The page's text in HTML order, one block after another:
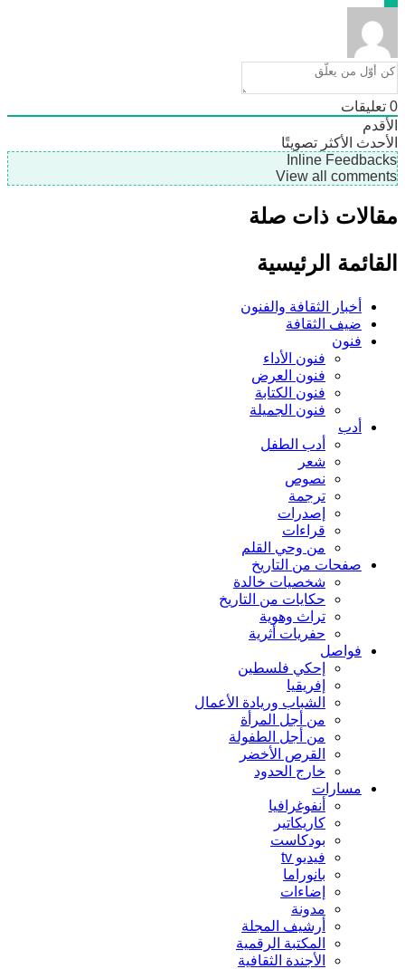
الأكثر تصويتًا
Inline
View all
ذات صلة
الرئيسية
أخبار الثقافة والفنون
ضيف الثقافة
فنون
فنون الأداء
فنون العرض
فنون الكتابة
فنون الجميلة
أدب
أدب الطفل
شعر
نصوص
ترجمة
إصدرات
قراءات
من وحي القلم
صفحات من التاريخ
شخصيات خالدة
حكايات من التاريخ
تراث وهوية
حفريات أثرية
فواصل
إحكي فلسطين
إفريقيا
الشباب وريادة الأعمال
من أجل المرأة
من أجل الطفولة
القرص الأخضر
خارج الحدود
مسارات
أنفوغرافيا
كاريكاتير
بودكاست
فيديو tv
بانوراما
إضاءات
مدونة
أرشيف المجلة
المكتبة الرقمية
الأجندة الثقافية